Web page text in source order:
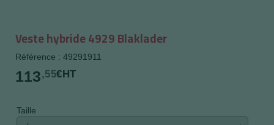
Veste hybride 4929 Blaklader
Référence : 49291911
113,55€HT
Taille